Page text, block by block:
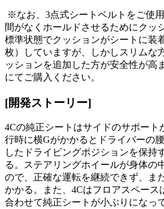
※なお、3点式シートベルトをご使
間がなくホールドさせるためにクッ
標準状態でクッションがシートに装
枚）していますが、しかしスリムな
ッションを追加した方が安全性が高
にてご購入ください。
[開発ストーリー]
4Cの純正シートはサイドのサポート
行時に横Gがかかるとドライバーの
したドライビングポジションを保持
る。ステアリングホイールが身体の
ので、正確な運転を継続できず、ま
かかる。また、4Cはフロアスペース
合わせて純正シートが小ぶりになっ